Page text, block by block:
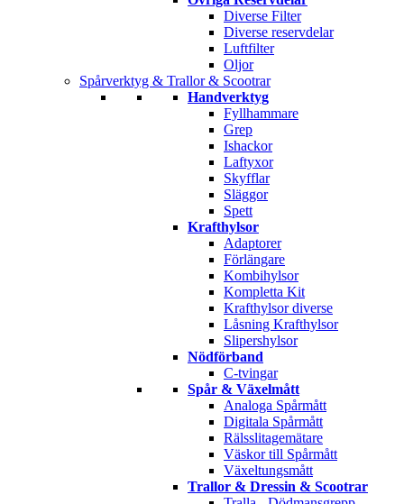
Diverse Filter
Diverse reservdelar
Luftfilter
Oljor
Spårverktyg & Trallor & Scootrar
Handverktyg
Fyllhammare
Grep
Ishackor
Laftyxor
Skyfflar
Släggor
Spett
Krafthylsor
Adaptorer
Förlängare
Kombihylsor
Kompletta Kit
Krafthylsor diverse
Låsning Krafthylsor
Slipershylsor
Nödförband
C-tvingar
Spår & Växelmått
Analoga Spårmått
Digitala Spårmått
Rälsslitagemätare
Väskor till Spårmått
Växeltungsmått
Trallor & Dressin & Scootrar